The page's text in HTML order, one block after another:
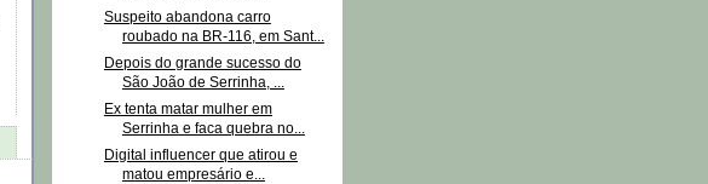
Suspeito abandona carro
roubado na BR-116, em Sant...
Depois do grande sucesso do
São João de Serrinha, ...
Ex tenta matar mulher em
Serrinha e faca quebra no...
Digital influencer que atirou e
matou empresário e...